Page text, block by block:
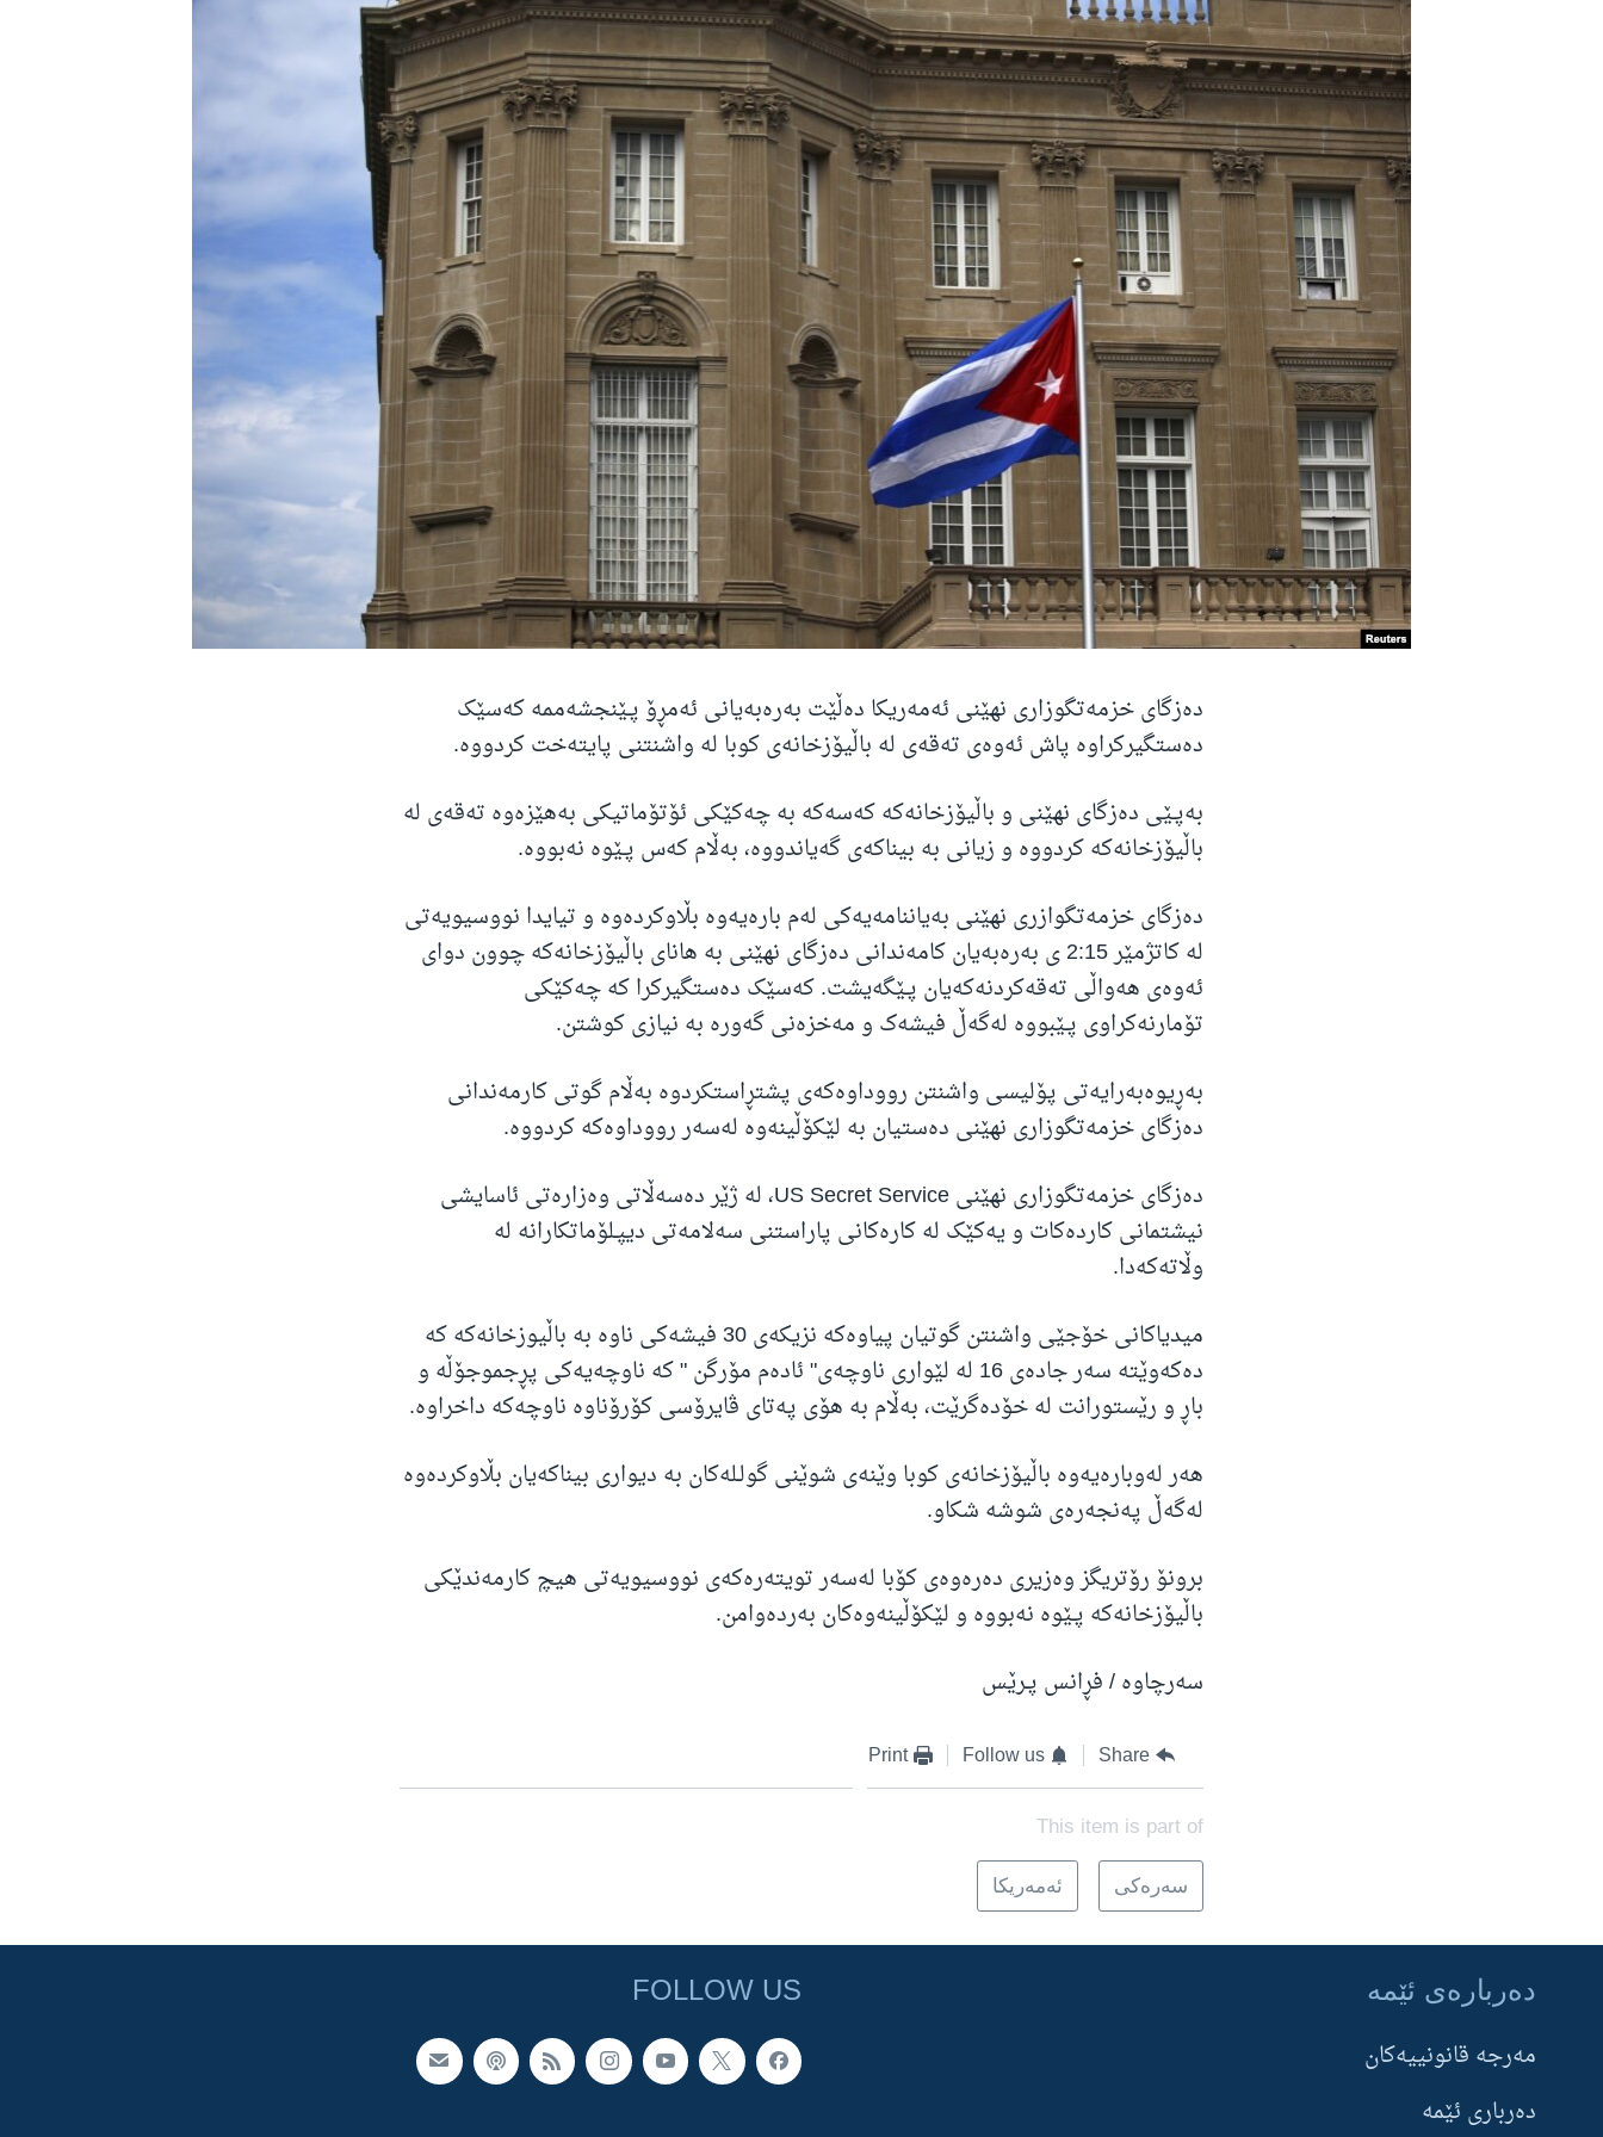
Learning English
دەزگای خزمەتگوزاری نهێنی ئەمەریکا دەڵێت بەرەبەیانی ئەمڕۆ پـێنجشەممە کەسێک
دەستگیرکراوە پاش ئەوەی تەقەی لە باڵیۆزخانەی کوبا لە واشنتنی پایتەخت کردووە.
بەپـێی دەزگای نهێنی و باڵیۆزخانەکە کەسەکە بە چەکێکی ئۆتۆماتیکی بەهێزەوە تەقەی لە
باڵیۆزخانەکە کردووە و زیانی بە بیناکەی گەیاندووە، بەڵام کەس پـێوە نەبووە.
دەزگای خزمەتگوازری نهێنی بەیاننامەیەکی لەم بارەیەوە بڵاوکردەوە و تیایدا نووسیویەتی
لە کاتژمێر 2:15 ی بەرەبەیان کامەندانی دەزگای نهێنی بە هانای باڵیۆزخانەکە چوون دوای
ئەوەی هەواڵی تەقەکردنەکەیان پـێگەیشت. کەسێک دەستگیرکرا کە چەکێکی
تۆمارنەکراوی پـێبووە لەگەڵ فیشەک و مەخزەنی گەورە بە نیازی کوشتن.
بەڕیوەبەرایەتی پۆلیسی واشنتن رووداوەکەی پشتڕاستکردوە بەڵام گوتی کارمەندانی
دەزگای خزمەتگوزاری نهێنی دەستیان بە لێکۆڵینەوە لەسەر رووداوەکە کردووە.
دەزگای خزمەتگوزاری نهێنی US Secret Service، لە ژێر دەسەڵاتی وەزارەتی ئاسایشی
نیشتمانی کاردەکات و یەکێک لە کارەکانی پاراستنی سەلامەتی دیپـلۆماتکارانە لە
وڵاتەکەدا.
میدیاکانی خۆجێی واشنتن گوتیان پیاوەکە نزیکەی 30 فیشەکی ناوە بە باڵیوزخانەکە کە
دەکەوێتە سەر جادەی 16 لە لێواری ناوچەی" ئادەم مۆرگن " کە ناوچەیەکی پڕجموجۆڵە و
باڕ و رێستورانت لە خۆدەگرێت، بەڵام بە هۆی پەتای ڤایرۆسی کۆرۆناوە ناوچەکە داخراوە.
هەر لەوبارەیەوە باڵیۆزخانەی کوبا وێنەی شوێنی گولـلەکان بە دیواری بیناکەیان بڵاوکردەوە
لەگەڵ پەنجەرەی شوشە شکاو.
برونۆ رۆتریگز وەزیری دەرەوەی کۆبا لەسەر تویتەرەکەی نووسیویەتی هیچ کارمەندێکی
باڵیۆزخانەکە پـێوە نەبووە و لێکۆڵینەوەکان بەردەوامن.
سەرچاوە / فڕانس پـرێس
Share
Follow us
Print
This item is part of
سه‌ره‌کی ئه‌مه‌ریکا
FOLLOW US ده‌رباره‌ی ئێمه‌
مه‌‌رجه قانونییه‌‌كان
ده‌رباری ئێمه‌